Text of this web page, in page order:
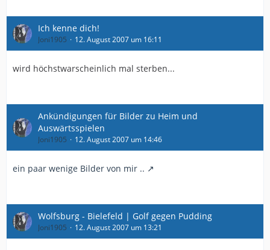
Ich kenne dich!
Joni1905 12. August 2007 um 16:11
wird höchstwarscheinlich mal sterben...
Ankündigungen für Bilder zu Heim und
Auswärtsspielen
Joni1905 12. August 2007 um 14:46
ein paar wenige Bilder von mir ..
Wolfsburg - Bielefeld | Golf gegen Pudding
Joni1905 12. August 2007 um 13:21